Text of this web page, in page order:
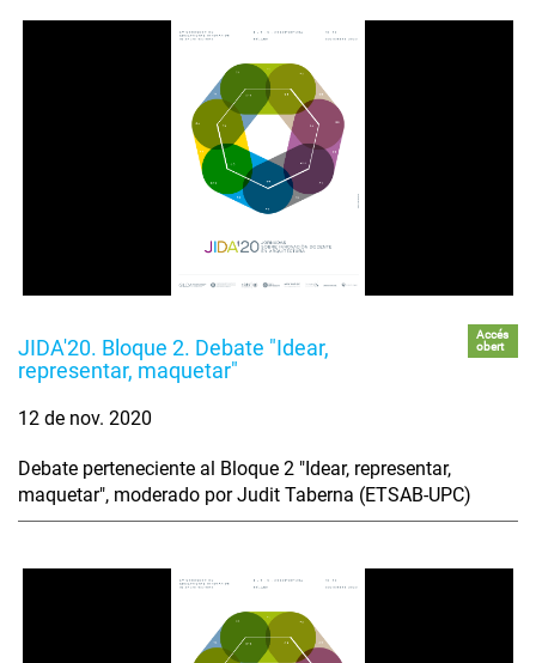
JIDA'20. Bloque 2. Debate "Idear,
representar, maquetar"
Accés
obert
12 de nov. 2020
Debate perteneciente al Bloque 2 "Idear, representar,
maquetar", moderado por Judit Taberna (ETSAB-UPC)